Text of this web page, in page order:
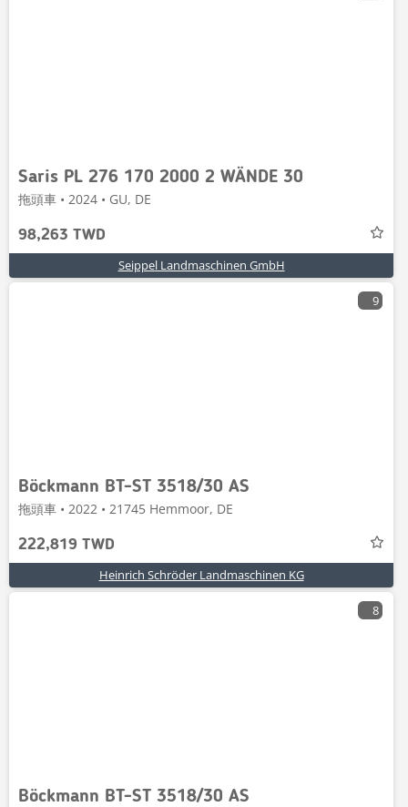
Saris PL 276 170 2000 2 WÄNDE 30
拖頭車 • 2024 • GU, DE
98,263 TWD
Seippel Landmaschinen GmbH
9
Böckmann BT-ST 3518/30 AS
拖頭車 • 2022 • 21745 Hemmoor, DE
222,819 TWD
Heinrich Schröder Landmaschinen KG
8
Böckmann BT-ST 3518/30 AS